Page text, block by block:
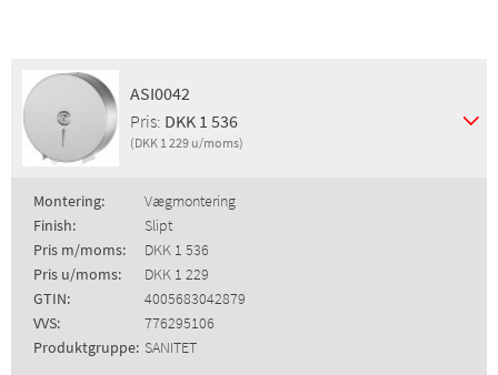
ASI0042
Pris: DKK 1 536
(DKK 1 229 u/moms)
Montering:
Vægmontering
Finish:
Slipt
Pris m/moms:
DKK 1 536
Pris u/moms:
DKK 1 229
GTIN:
4005683042879
VVS:
776295106
Produktgruppe: SANITET